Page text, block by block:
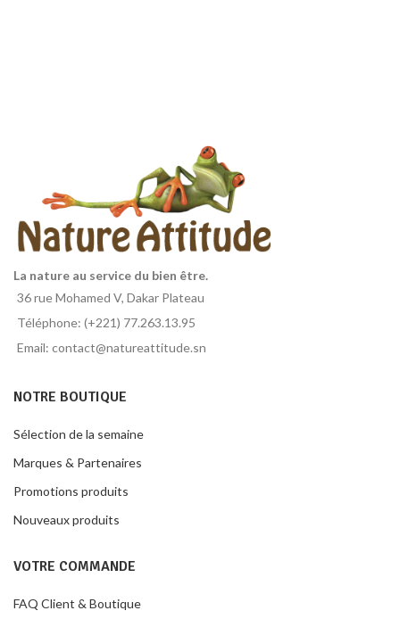
La nature au service du bien être.
36 rue Mohamed V, Dakar Plateau
Téléphone: (+221) 77.263.13.95
Email: contact@natureattitude.sn
NOTRE BOUTIQUE
Sélection de la semaine
Marques & Partenaires
Promotions produits
Nouveaux produits
VOTRE COMMANDE
FAQ Client & Boutique